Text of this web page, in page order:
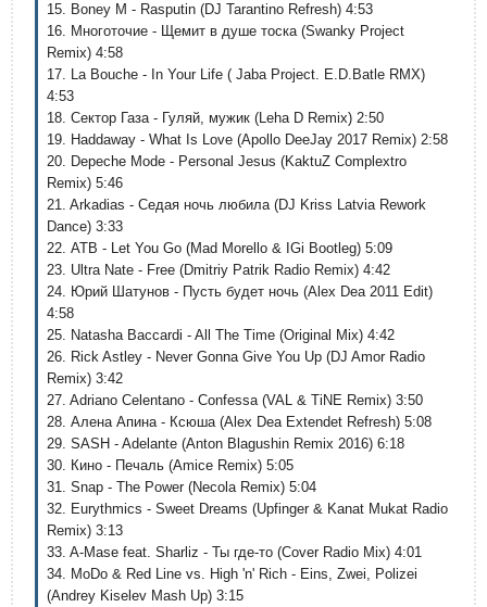
15. Boney M - Rasputin (DJ Tarantino Refresh) 4:53
16. Многоточие - Щемит в душе тоска (Swanky Project
Remix) 4:58
17. La Bouche - In Your Life ( Jaba Project. E.D.Batle RMX)
4:53
18. Сектор Газа - Гуляй, мужик (Leha D Remix) 2:50
19. Haddaway - What Is Love (Apollo DeeJay 2017 Remix) 2:58
20. Depeche Mode - Personal Jesus (KaktuZ Complextro
Remix) 5:46
21. Arkadias - Седая ночь любила (DJ Kriss Latvia Rework
Dance) 3:33
22. ATB - Let You Go (Mad Morello & IGi Bootleg) 5:09
23. Ultra Nate - Free (Dmitriy Patrik Radio Remix) 4:42
24. Юрий Шатунов - Пусть будет ночь (Alex Dea 2011 Edit)
4:58
25. Natasha Baccardi - All The Time (Original Mix) 4:42
26. Rick Astley - Never Gonna Give You Up (DJ Amor Radio
Remix) 3:42
27. Adriano Celentano - Confessa (VAL & TiNE Remix) 3:50
28. Алена Апина - Ксюша (Alex Dea Extendet Refresh) 5:08
29. SASH - Adelante (Anton Blagushin Remix 2016) 6:18
30. Кино - Печаль (Amice Remix) 5:05
31. Snap - The Power (Necola Remix) 5:04
32. Eurythmics - Sweet Dreams (Upfinger & Kanat Mukat Radio
Remix) 3:13
33. A-Mase feat. Sharliz - Ты где-то (Cover Radio Mix) 4:01
34. MoDo & Red Line vs. High 'n' Rich - Eins, Zwei, Polizei
(Andrey Kiselev Mash Up) 3:15